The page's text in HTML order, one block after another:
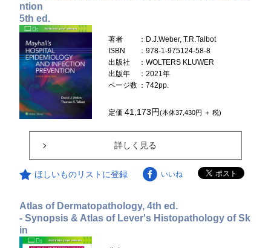
ntion
5th ed.
著者
：D.J.Weber, T.R.Talbot
ISBN
：978-1-975124-58-8
出版社
：WOLTERS KLUWER
出版年
：2021年
ページ数 ：742pp.
定価41,173円(本体37,430円 ＋ 税)
詳しく見る
ほしいものリストに登録 いいね
Atlas of Dermatopathology, 4th ed.
- Synopsis & Atlas of Lever's Histopathology of Sk
in